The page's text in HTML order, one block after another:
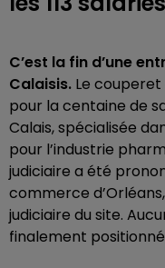
C’est la fin d’une
Calaisis. Le
pour la centaine de
Calais, spécialisée
pour l’industrie
judiciaire a été
commerce
judiciaire du site.
finalement